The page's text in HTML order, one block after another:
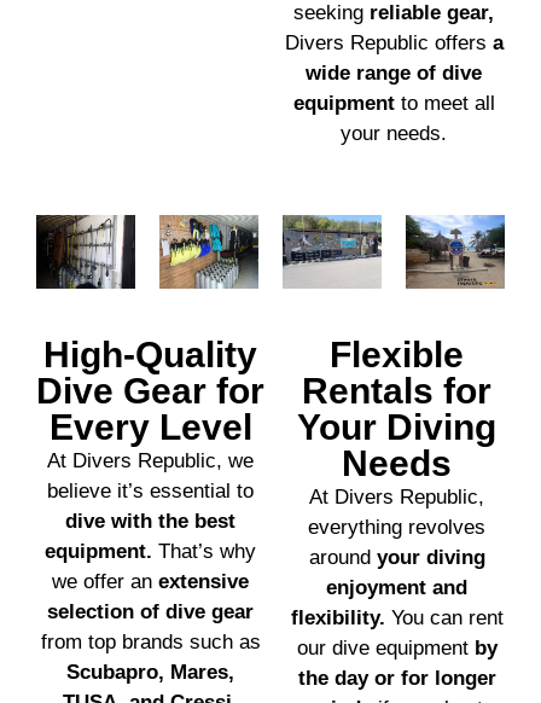
seeking reliable gear,
Divers Republic offers a
wide range of dive
equipmentto meet all
your needs.
High-Quality
Dive Gear for
Every Level
At Divers Republic, we
believe it’s essential to
dive with the best
equipment. That’s why
we offer anextensive
selection of dive gear
from top brands such as
Scubapro, Mares,
Flexible
Rentals for
Your Diving
Needs
At Divers Republic,
everything revolves
around your diving
enjoyment and
flexibility. You can rent
our dive equipment by
the day or for longer